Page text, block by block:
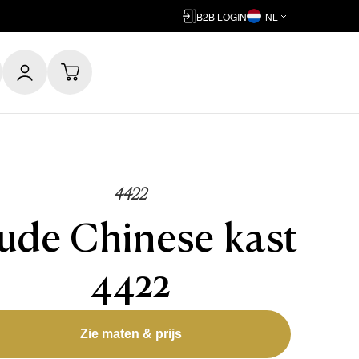
B2B LOGIN NL
4422
Chinese kast
4422
Zie maten & prijs